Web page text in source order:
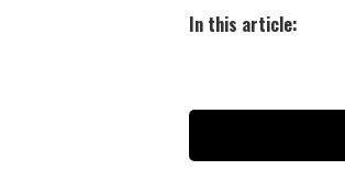
In this article: